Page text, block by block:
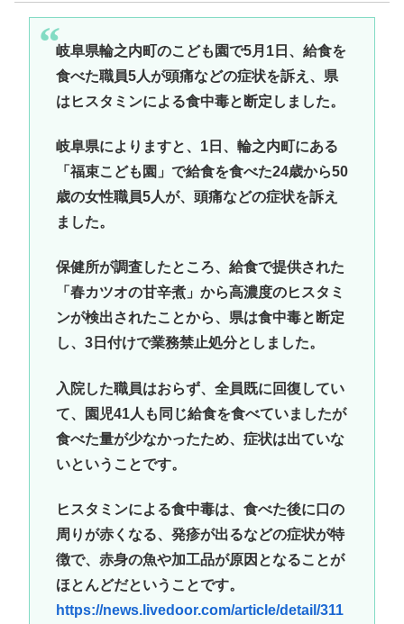
岐阜県輪之内町のこども園で5月1日、給食を
食べた職員5人が頭痛などの症状を訴え、県
はヒスタミンによる食中毒と断定しました。
岐阜県によりますと、1日、輪之内町にある
「福束こども園」で給食を食べた24歳から50
歳の女性職員5人が、頭痛などの症状を訴え
ました。
保健所が調査したところ、給食で提供された
「春カツオの甘辛煮」から高濃度のヒスタミ
ンが検出されたことから、県は食中毒と断定
し、3日付けで業務禁止処分としました。
入院した職員はおらず、全員既に回復してい
て、園児41人も同じ給食を食べていましたが
食べた量が少なかったため、症状は出ていな
いということです。
ヒスタミンによる食中毒は、食べた後に口の
周りが赤くなる、発疹が出るなどの症状が特
徴で、赤身の魚や加工品が原因となることが
ほとんどだということです。
https://news.livedoor.com/article/detail/311